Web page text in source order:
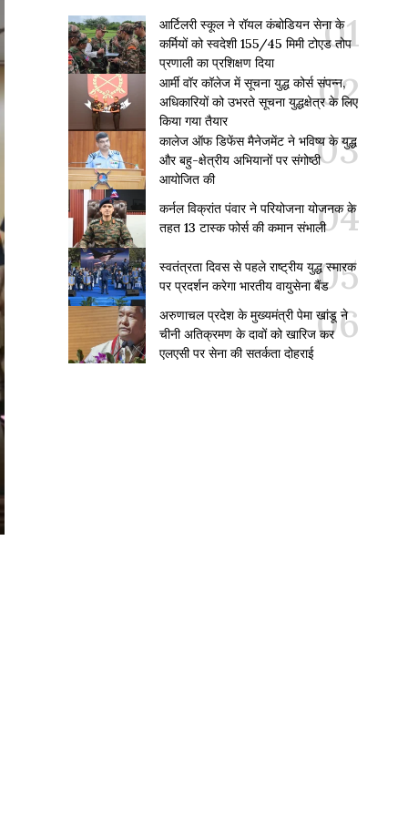
आर्टिलरी स्कूल ने रॉयल कंबोडियन सेना के
कर्मियों को स्वदेशी 155/45 मिमी टोएड तोप
प्रणाली का प्रशिक्षण दिया
आर्मी वॉर कॉलेज में सूचना युद्ध कोर्स संपन्न,
अधिकारियों को उभरते सूचना युद्धक्षेत्र के लिए
किया गया तैयार
कालेज ऑफ डिफेंस मैनेजमेंट ने भविष्य के युद्ध
और बहु-क्षेत्रीय अभियानों पर संगोष्ठी
आयोजित की
कर्नल विक्रांत पंवार ने परियोजना योजनक के
तहत 13 टास्क फोर्स की कमान संभाली
स्वतंत्रता दिवस से पहले राष्ट्रीय युद्ध स्मारक
पर प्रदर्शन करेगा भारतीय वायुसेना बैंड
अरुणाचल प्रदेश के मुख्यमंत्री पेमा खांडू ने
चीनी अतिक्रमण के दावों को खारिज कर
एलएसी पर सेना की सतर्कता दोहराई